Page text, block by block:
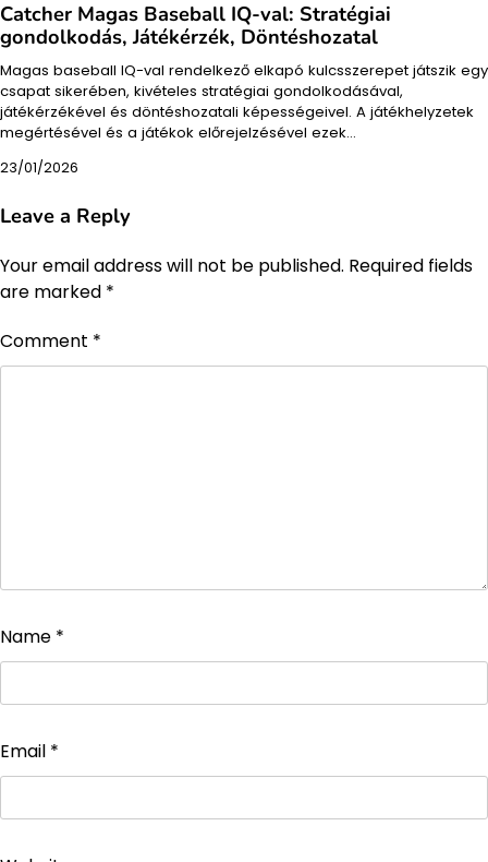
Catcher Magas Baseball IQ-val: Stratégiai
gondolkodás, Játékérzék, Döntéshozatal
Magas baseball IQ-val rendelkező elkapó kulcsszerepet játszik egy
csapat sikerében, kivételes stratégiai gondolkodásával,
játékérzékével és döntéshozatali képességeivel. A játékhelyzetek
megértésével és a játékok előrejelzésével ezek…
23/01/2026
Leave a Reply
Your email address will not be published. Required fields
are marked *
Comment *
Name *
Email *